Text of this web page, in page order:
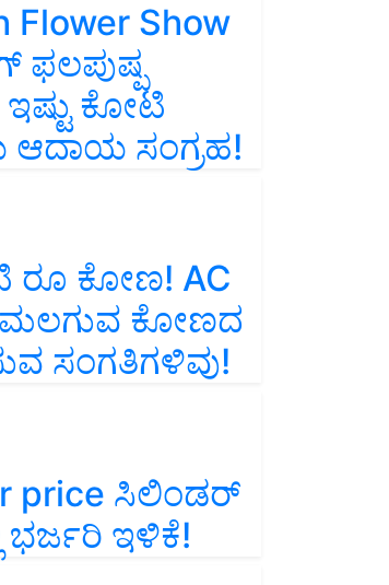
Flower Show
ಫಲಪುಷ್ಪ
ಇಷ್ಟು ಕೋಟಿ
ಸಂಗ್ರಹ!
ರೂ ಕೋಣ! AC
ಮಲಗುವ ಕೋಣದ
ಸಂಗತಿಗಳಿವು!
price ಸಿಲಿಂಡರ್‌
ಇಳಿಕೆ!